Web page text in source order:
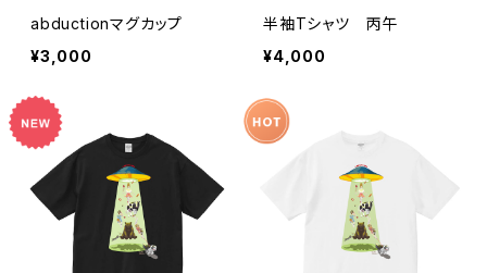
abductionマグカップ
¥3,000
半袖Tシャツ 丙午
¥4,000